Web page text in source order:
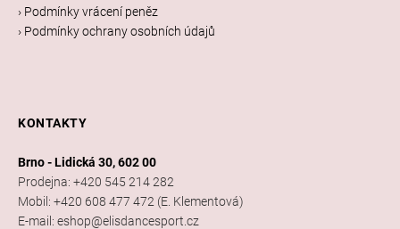
› Podmínky vrácení peněz
› Podmínky ochrany osobních údajů
KONTAKTY
Brno - Lidická 30, 602 00
Prodejna: +420 545 214 282
Mobil: +420 608 477 472 (E. Klementová)
E-mail: eshop@elisdancesport.cz